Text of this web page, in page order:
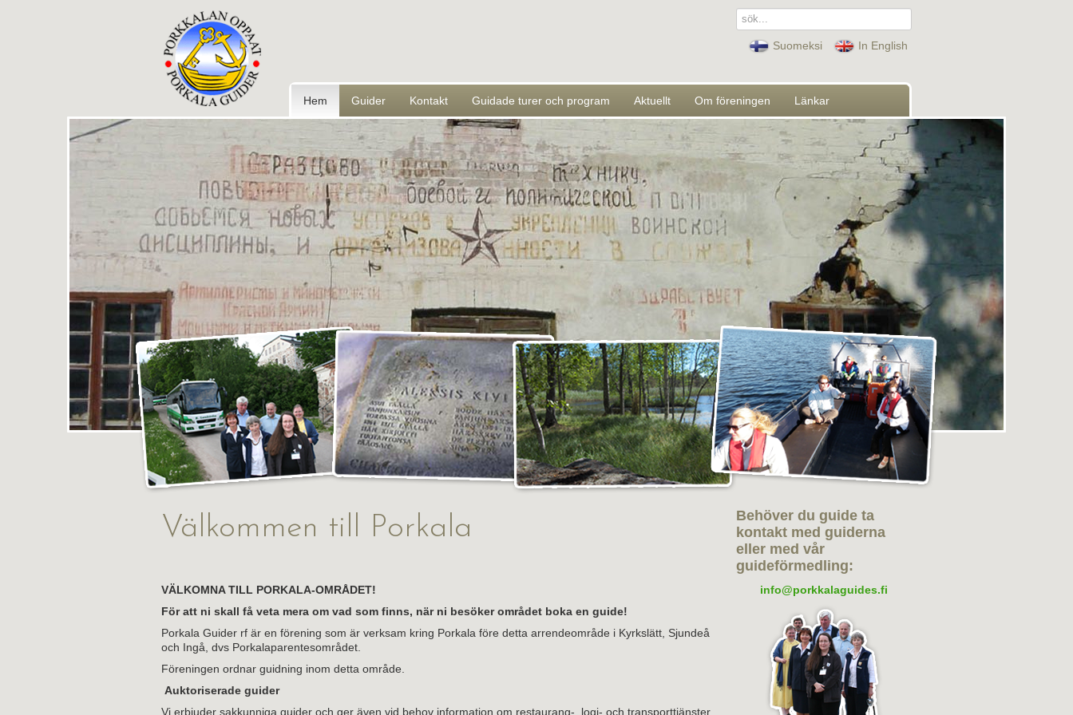
sök...
Suomeksi In English
Hem Guider Kontakt Guidade turer och program Aktuellt Om föreningen Länkar
Välkommen till Porkala
VÄLKOMNA TILL PORKALA-OMRÅDET!
För att ni skall få veta mera om vad som finns, när ni besöker området boka en guide!
Porkala Guider rf är en förening som är verksam kring Porkala före detta arrendeområde i Kyrkslätt, Sjundeå
och Ingå, dvs Porkalaparentesområdet.
Föreningen ordnar guidning inom detta område.
Auktoriserade guider
Vi erbjuder sakkunniga guider och ger även vid behov information om restaurang-, logi- och transporttjänster.
Behöver du guide ta
kontakt med guiderna
eller med vår
guideförmedling:
info@porkkalaguides.fi